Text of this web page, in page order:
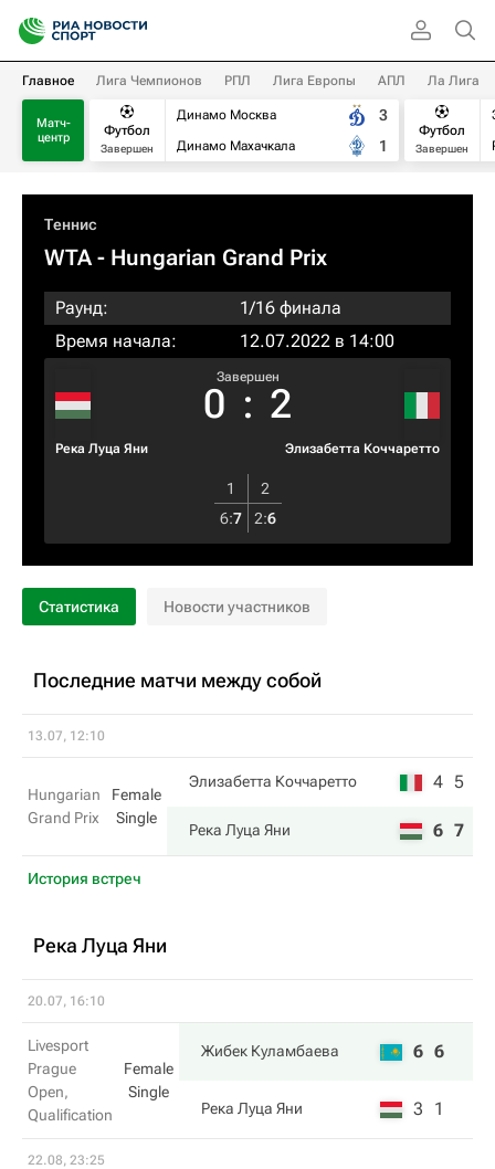
Главное Лига Чемпионов РПЛ Лига Европы АПЛ Ла Лига
Матч-
центр
Футбол
Завершен
Динамо Москва
Динамо Махачкала
3
1
Футбол
Завершен
Теннис
WTA- Hungarian Grand Prix
Раунд:
1/16 финала
Время начала:
12.07.2022 в 14:00
Река Луца Яни
Завершен
0 : 2
Элизабетта Коччаретто
1
2
6:7 2:6
Статистика Новости участников
Последние матчи между собой
13.07, 12:10
Hungarian
Grand Prix
Female
Single
Элизабетта Коччаретто 4 5
Река Луца Яни 6 7
История встреч
Река Луца Яни
20.07, 16:10
Livesport
Prague
Open,
Qualification
Female
Single
Жибек Куламбаева 6 6
Река Луца Яни 3 1
22.08, 23:25